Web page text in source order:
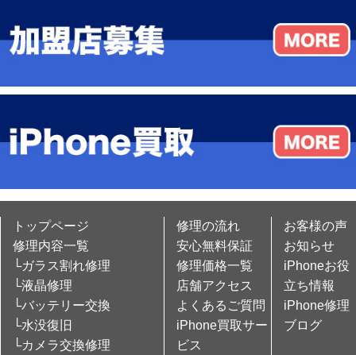
トップページ
修理内容一覧
└ガラス割れ修理
└液晶修理
└バッテリー交換
└水没復旧
└カメラ交換修理
修理の流れ
安心無料保証
修理価格一覧
店舗アクセス
よくあるご質問
iPhone買取サー
ビス
お客様の声
お知らせ
iPhoneお役
立ち情報
iPhone修理
ブログ